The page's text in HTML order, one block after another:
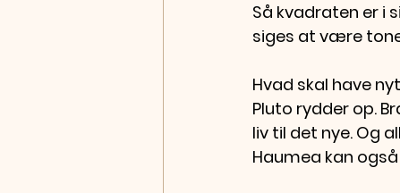
Så kvadraten er i
siges at være
Hvad skal have
Pluto rydder op.
liv til det nye. Og
Haumea kan